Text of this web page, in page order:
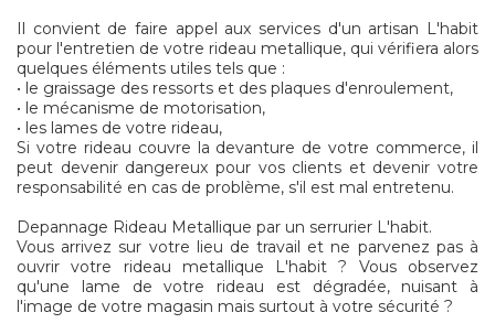
Il convient de faire appel aux services d'un artisan L'habit
pour l'entretien de votre rideau metallique, qui vérifiera alors
quelques éléments utiles tels que :
• le graissage des ressorts et des plaques d'enroulement,
• le mécanisme de motorisation,
• les lames de votre rideau,
Si votre rideau couvre la devanture de votre commerce, il
peut devenir dangereux pour vos clients et devenir votre
responsabilité en cas de problème, s'il est mal entretenu.
Depannage Rideau Metallique par un serrurier L'habit.
Vous arrivez sur votre lieu de travail et ne parvenez pas à
ouvrir votre rideau metallique L'habit ? Vous observez
qu'une lame de votre rideau est dégradée, nuisant à
l'image de votre magasin mais surtout à votre sécurité ?